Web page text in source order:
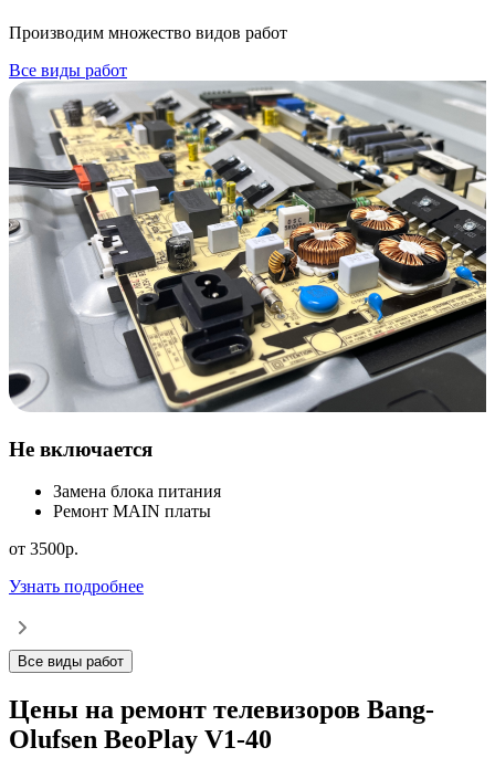
Производим множество видов работ
Все виды работ
Не включается
Замена блока питания
Ремонт MAIN платы
от 3500р.
Узнать подробнее
Все виды работ
Цены на ремонт телевизоров Bang-
Olufsen BeoPlay V1-40